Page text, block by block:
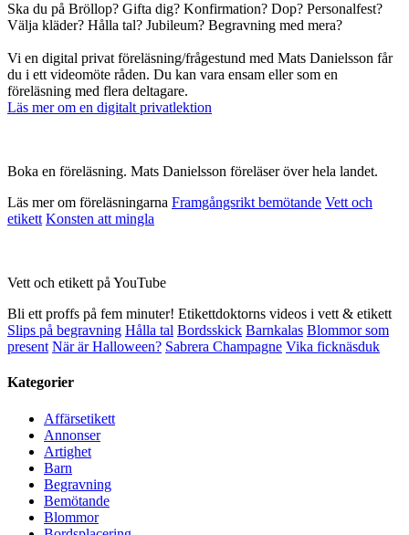
Ska du på Bröllop? Gifta dig? Konfirmation? Dop? Personalfest?
Välja kläder? Hålla tal? Jubileum? Begravning med mera?
Vi en digital privat föreläsning/frågestund med Mats Danielsson får
du i ett videomöte råden. Du kan vara ensam eller som en
föreläsning med flera deltagare.
Läs mer om en digitalt privatlektion
Boka en föreläsning. Mats Danielsson föreläser över hela landet.
Läs mer om föreläsningarna Framgångsrikt bemötande Vett och
etikett Konsten att mingla
Vett och etikett på YouTube
Bli ett proffs på fem minuter! Etikettdoktorns videos i vett & etikett
Slips på begravning Hålla tal Bordsskick Barnkalas Blommor som
present När är Halloween? Sabrera Champagne Vika ficknäsduk
Kategorier
Affärsetikett
Annonser
Artighet
Barn
Begravning
Bemötande
Blommor